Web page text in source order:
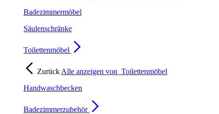
Badezimmermöbel
Säulenschränke
Toilettenmöbel
Zurück Alle anzeigen von Toilettenmöbel
Handwaschbecken
Badezimmerzubehör